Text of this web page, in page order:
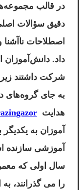
در قالب
دقیق سؤالات
اصطلاحات
داد.
شرکت داشتند
به جای گروه‌های
هدایت
آموزان به
آموزشی سازنده
سال اولی که
را می گذرانند،